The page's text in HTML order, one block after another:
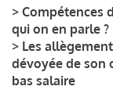
> Compétences
qui on en parle ?
> Les
dévoyée de son
bas salaire